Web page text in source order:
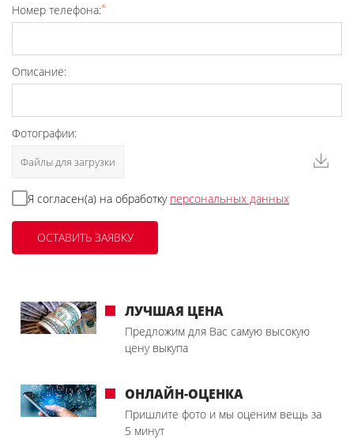
Номер телефона:*
Описание:
Фотографии:
Файлы для загрузки
Я согласен(а) на обработку персональных данных
ЛУЧШАЯ ЦЕНА
Предложим для Вас самую высокую
цену выкупа
ОНЛАЙН-ОЦЕНКА
Пришлите фото и мы оценим вещь за
5 минут